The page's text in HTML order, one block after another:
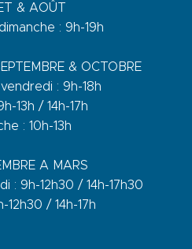
& AOÛT
: 9h-19h
& OCTOBRE
: 9h-18h
13h / 14h-17h
: 10h-13h
A MARS
: 9h-12h30 / 14h-17h30
12h30 / 14h-17h